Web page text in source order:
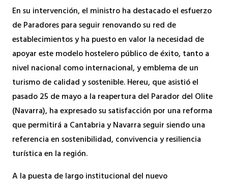
En su intervención, el ministro ha destacado el esfuerzo
de Paradores para seguir renovando su red de
establecimientos y ha puesto en valor la necesidad de
apoyar este modelo hostelero público de éxito, tanto a
nivel nacional como internacional, y emblema de un
turismo de calidad y sostenible. Hereu, que asistió el
pasado 25 de mayo a la reapertura del Parador del Olite
(Navarra), ha expresado su satisfacción por una reforma
que permitirá a Cantabria y Navarra seguir siendo una
referencia en sostenibilidad, convivencia y resiliencia
turística en la región.